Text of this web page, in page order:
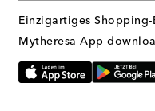
Einzigartiges Shopping-
Mytheresa App